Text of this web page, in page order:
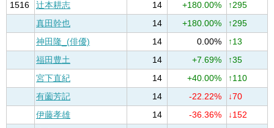
1516
辻本耕志 14 +180.00%
↑295
真田幹也
14 +180.00%
↑295
神田隆_(俳優)
14 0.00%
↑13
福田豊土
14 +7.69%
↑35
宮下直紀
14 +40.00%
↑110
有薗芳記
14 -22.22%
↓70
伊藤孝雄
14 -36.36%
↓152